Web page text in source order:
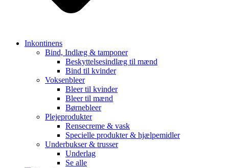
Inkontinens
Bind, Indlæg & tamponer
Beskyttelsesindlæg til mænd
Bind til kvinder
Voksenbleer
Bleer til kvinder
Bleer til mænd
Børnebleer
Plejeprodukter
Rensecreme & vask
Specielle produkter & hjælpemidler
Underbukser & trusser
Underlag
Se alle